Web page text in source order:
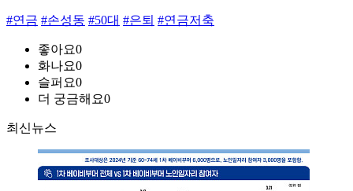
#연금 #손성동 #50대 #은퇴 #연금저축
좋아요0
화나요0
슬퍼요0
더 궁금해요0
최신뉴스